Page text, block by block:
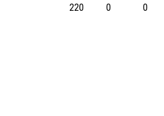
220 0 0